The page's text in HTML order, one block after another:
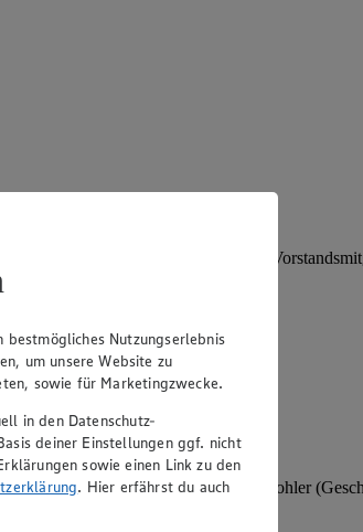
Stephan Wohler
Plath (Geschäftsführer), Stephan Wohler
bestmögliches Nutzungserlebnis
um unsere Website zu
sowie für Marketingzwecke.
in den Datenschutz-
deiner Einstellungen ggf. nicht
sowie einen Link zu den
. Hier erfährst du auch